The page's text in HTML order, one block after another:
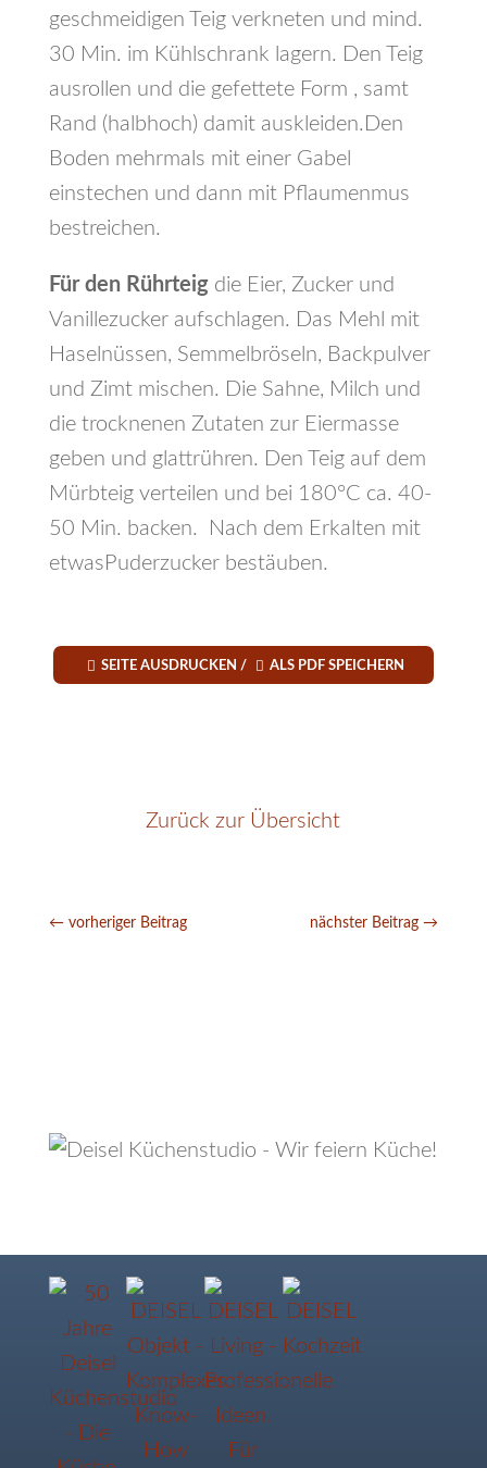
geschmeidigen Teig verkneten und mind.
30 Min. im Kühlschrank lagern. Den Teig
ausrollen und die gefettete Form , samt
Rand (halbhoch) damit auskleiden.Den
Boden mehrmals mit einer Gabel
einstechen und dann mit Pflaumenmus
bestreichen.
Für den Rührteig die Eier, Zucker und
Vanillezucker aufschlagen. Das Mehl mit
Haselnüssen, Semmelbröseln, Backpulver
und Zimt mischen. Die Sahne, Milch und
die trocknenen Zutaten zur Eiermasse
geben und glattrühren. Den Teig auf dem
Mürbteig verteilen und bei 180°C ca. 40-
50 Min. backen. Nach dem Erkalten mit
etwasPuderzucker bestäuben.
 SEITE AUSDRUCKEN /  ALS PDF SPEICHERN
Zurück zur Übersicht
← vorheriger Beitrag nächster Beitrag →